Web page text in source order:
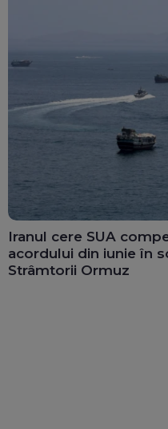
Iranul cere SUA
acordului din iunie în
Strâmtorii Ormuz